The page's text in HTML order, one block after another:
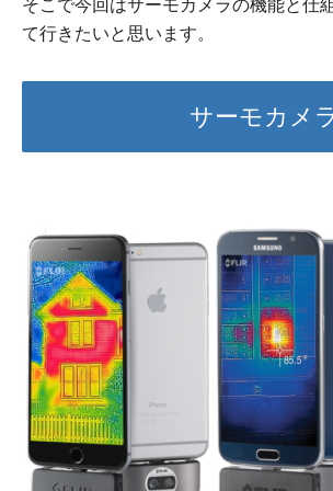
そこで今回はサーモカメラの機能と仕
て行きたいと思います。
サーモカメ